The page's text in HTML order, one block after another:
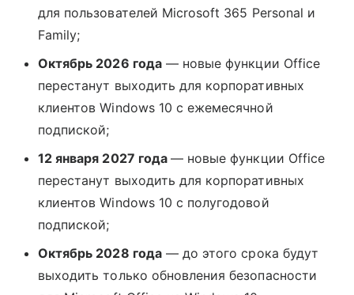
для пользователей Microsoft 365 Personal и
Family;
Октябрь 2026 года— новые функции Office
перестанут выходить для корпоративных
клиентов Windows 10 с ежемесячной
подпиской;
12 января 2027 года — новые функции Office
перестанут выходить для корпоративных
клиентов Windows 10 с полугодовой
подпиской;
Октябрь 2028 года— до этого срока будут
выходить только обновления безопасности